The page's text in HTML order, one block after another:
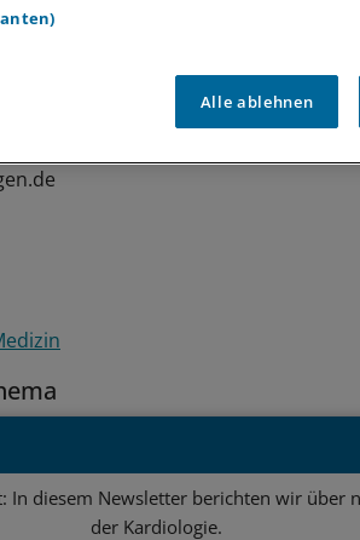
In diesem Newsletter berichten wir über
der Kardiologie.
Alle ablehnen